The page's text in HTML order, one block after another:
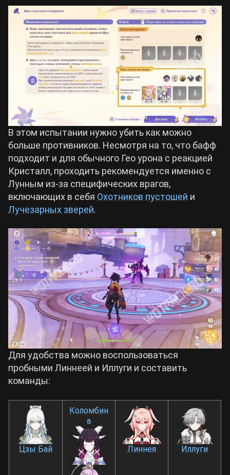
В этом испытании нужно убить как можно
больше противников. Несмотря на то, что бафф
подходит и для обычного Гео урона с реакцией
Кристалл, проходить рекомендуется именно с
Лунным из-за специфических врагов,
включающих в себя Охотников пустошей и
Лучезарных зверей.
Для удобства можно воспользоваться
пробными Линнеей и Иллуги и составить
команды:
Цзы Бай
Коломбин
а
Линнея Иллуги